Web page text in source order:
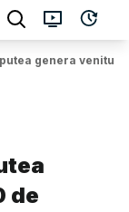
genera
de